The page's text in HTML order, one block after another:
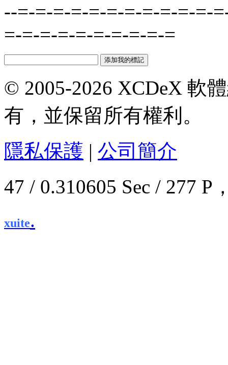
--=-=-=-=-=-=-=-=-=-=-=-
=-=-=-=-=-=-=-=-=-=
© 2005-2026 XCDeX 軟
有，並保留所有權利。
隱私保護 | 公司簡介
47 / 0.310605 Sec / 277
xuite.